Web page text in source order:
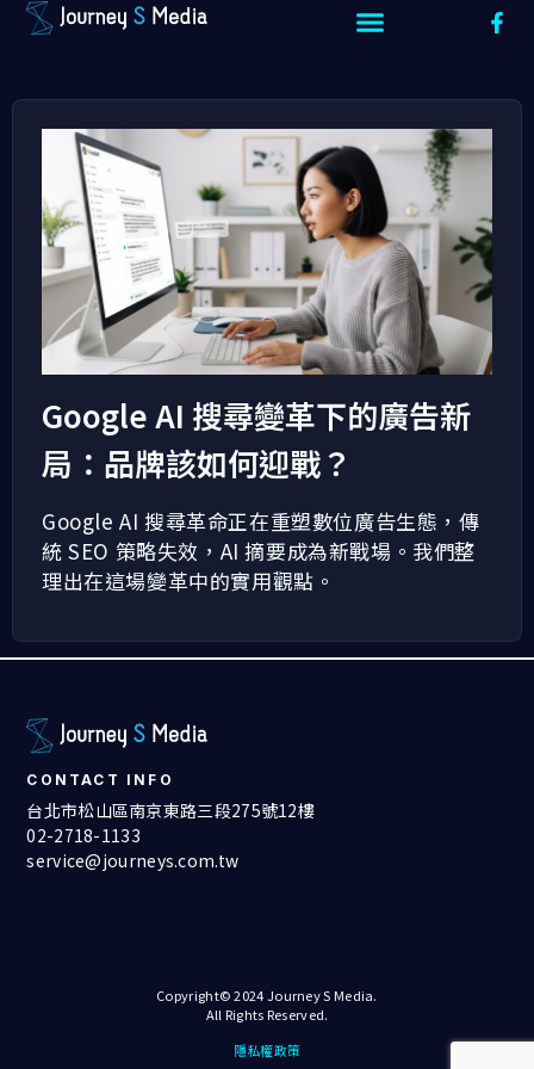
Google AI 搜尋變革下的廣告新
局：品牌該如何迎戰？
Google AI 搜尋革命正在重塑數位廣告生態，傳
統 SEO 策略失效，AI 摘要成為新戰場。我們整
理出在這場變革中的實用觀點。
CONTACT INFO
台北市松山區南京東路三段275號12樓
02-2718-1133
service@journeys.com.tw
Copyright© 2024 Journey S Media.
All Rights Reserved.
隱私權政策